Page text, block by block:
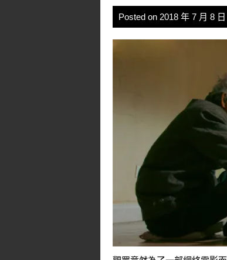
Posted on 2018 年 7 月 8 日